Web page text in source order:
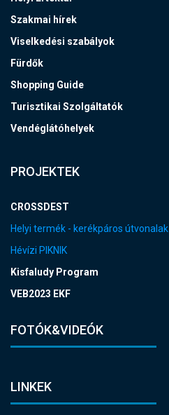
Szakmai hírek
Viselkedési szabályok
Fürdők
Shopping Guide
Turisztikai Szolgáltatók
Vendéglátóhelyek
PROJEKTEK
CROSSDEST
Helyi termék - kerékpáros útvonalak
Hévízi PIKNIK
Kisfaludy Program
VEB2023 EKF
FOTÓK&VIDEÓK
LINKEK